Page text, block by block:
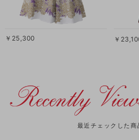
￥25,300 ￥
最近チェックした商